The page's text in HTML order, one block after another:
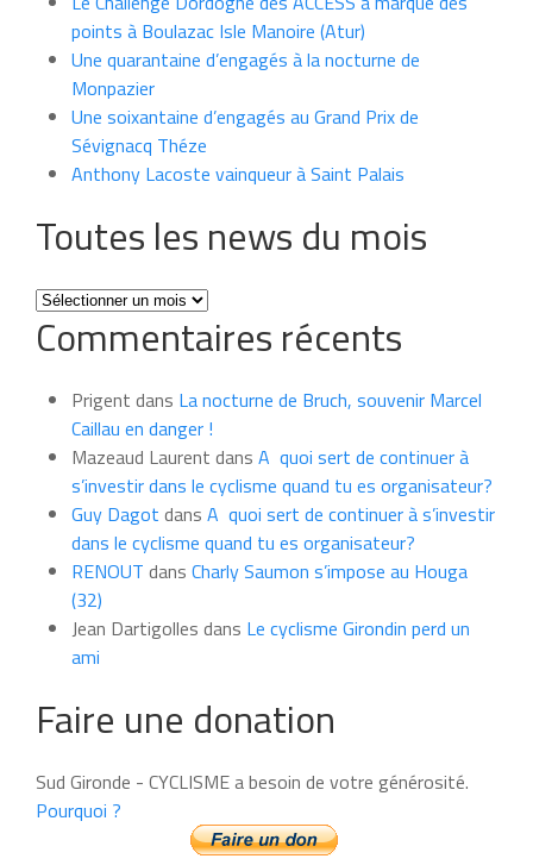
points à Boulazac Isle Manoire (Atur)
Une quarantaine d’engagés à la nocturne de
Monpazier
Une soixantaine d’engagés au Grand Prix de
Sévignacq Théze
Anthony Lacoste vainqueur à Saint Palais
Toutes les news du mois
Toutes
les
news
mois
Commentaires récents
Prigent dans La nocturne de Bruch, souvenir Marcel
Caillau en danger !
Mazeaud Laurent dans A quoi sert de continuer à
s’investir dans le cyclisme quand tu es organisateur?
Guy Dagot dans A quoi sert de continuer à s’investir
dans le cyclisme quand tu es organisateur?
RENOUT dans Charly Saumon s’impose au Houga
(32)
Jean Dartigolles dans Le cyclisme Girondin perd un
ami
Faire une donation
Sud Gironde - CYCLISME a besoin de votre générosité.
Pourquoi ?